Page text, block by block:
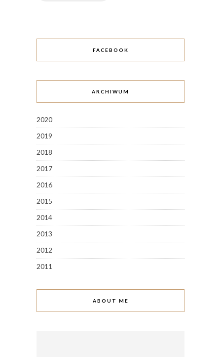
FACEBOOK
ARCHIWUM
2020
2019
2018
2017
2016
2015
2014
2013
2012
2011
ABOUT ME